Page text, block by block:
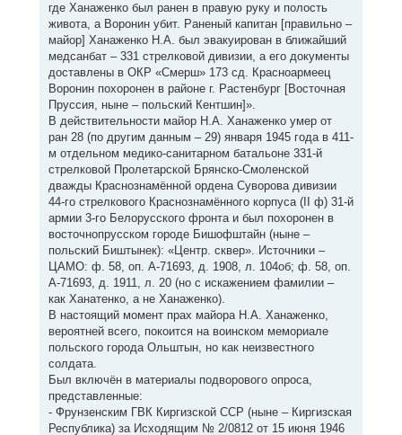
где Ханаженко был ранен в правую руку и полость
живота, а Воронин убит. Раненый капитан [правильно –
майор] Ханаженко Н.А. был эвакуирован в ближайший
медсанбат – 331 стрелковой дивизии, а его документы
доставлены в ОКР «Смерш» 173 сд. Красноармеец
Воронин похоронен в районе г. Растенбург [Восточная
Пруссия, ныне – польский Кентшин]».
В действительности майор Н.А. Ханаженко умер от
ран 28 (по другим данным – 29) января 1945 года в 411-
м отдельном медико-санитарном батальоне 331-й
стрелковой Пролетарской Брянско-Смоленской
дважды Краснознамённой ордена Суворова дивизии
44-го стрелкового Краснознамённого корпуса (II ф) 31-й
армии 3-го Белорусского фронта и был похоронен в
восточнопрусском городе Бишофштайн (ныне –
польский Биштынек): «Центр. сквер». Источники –
ЦАМО: ф. 58, оп. А-71693, д. 1908, л. 104об; ф. 58, оп.
А-71693, д. 1911, л. 20 (но с искажением фамилии –
как Ханатенко, а не Ханаженко).
В настоящий момент прах майора Н.А. Ханаженко,
вероятней всего, покоится на воинском мемориале
польского города Ольштын, но как неизвестного
солдата.
Был включён в материалы подворового опроса,
представленные:
- Фрунзенским ГВК Киргизской ССР (ныне – Киргизская
Республика) за Исходящим № 2/0812 от 15 июня 1946